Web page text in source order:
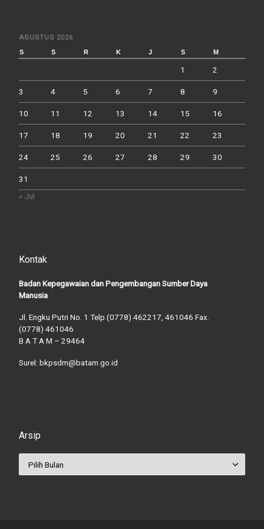
AGUSTUS 2026
S S R K J S M
1 2
3 4 5 6 7 8 9
10 11 12 13 14 15 16
17 18 19 20 21 22 23
24 25 26 27 28 29 30
31
« Jul
Kontak
Badan Kepegawaian dan Pengembangan Sumber Daya
Manusia
Jl. Engku Putri No. 1 Telp.(0778) 462217, 461046 Fax.
(0778) 461046
B A T A M – 29464
Surel: bkpsdm@batam.go.id
Arsip